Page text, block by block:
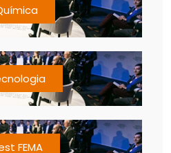
FEMA